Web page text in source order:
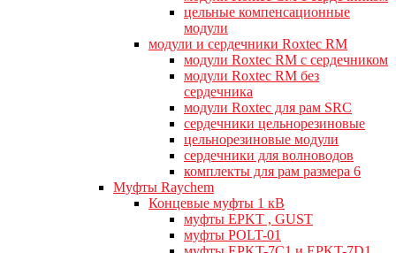
цельные компенсационные
модули
модули и сердечники Roxtec RM
модули Roxtec RM с сердечником
модули Roxtec RM без
сердечника
модули Roxtec для рам SRC
сердечники цельнорезиновые
цельнорезиновые модули
сердечники для волноводов
комплекты для рам размера 6
Муфты Raychem
Концевые муфты 1 кВ
муфты EPKT , GUST
муфты POLT-01